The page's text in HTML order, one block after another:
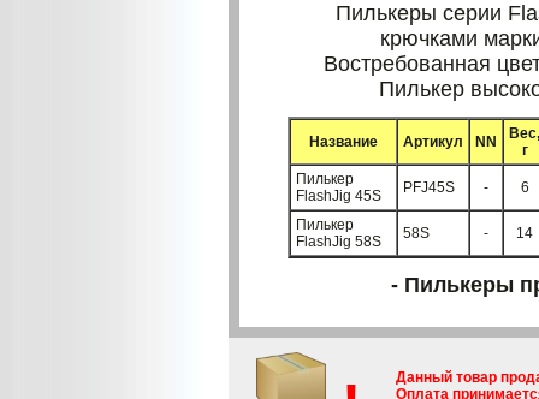
Пилькеры серии
крючками
Востребованная
Пилькер
Название Артикул NN
Вес,
г
Пилькер
FlashJig 45S
PFJ45S - 6
Пилькер
FlashJig 58S
58S - 14
- Пилькеры
Данный товар
Оплата